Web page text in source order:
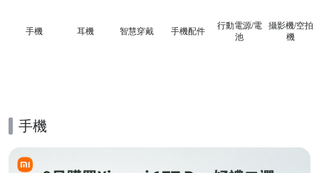
手機 耳機 智慧穿戴 手機配件
行動電源/電
池
攝影機/空拍
機
手機